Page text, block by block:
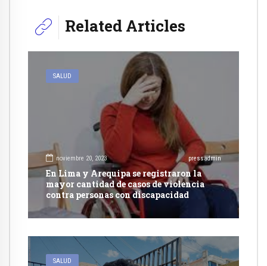
Related Articles
SALUD
noviembre 20, 2023 pressadmin
En Lima y Arequipa se registraron la
mayor cantidad de casos de violencia
contra personas con discapacidad
SALUD